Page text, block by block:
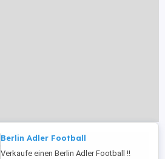
Berlin Adler Football
Verkaufe einen Berlin Adler Football !!